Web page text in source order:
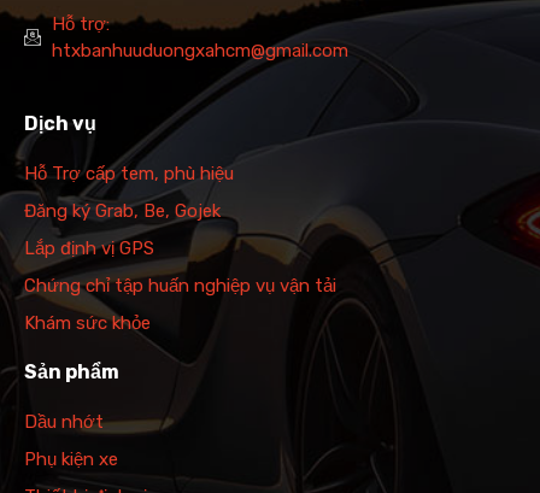
Hỗ trợ:
htxbanhuuduongxahcm@gmail.com
Dịch vụ
Hỗ Trợ cấp tem, phù hiệu
Đăng ký Grab, Be, Gojek
Lắp định vị GPS
Chứng chỉ tập huấn nghiệp vụ vận tải
Khám sức khỏe
Sản phẩm
Dầu nhớt
Phụ kiện xe